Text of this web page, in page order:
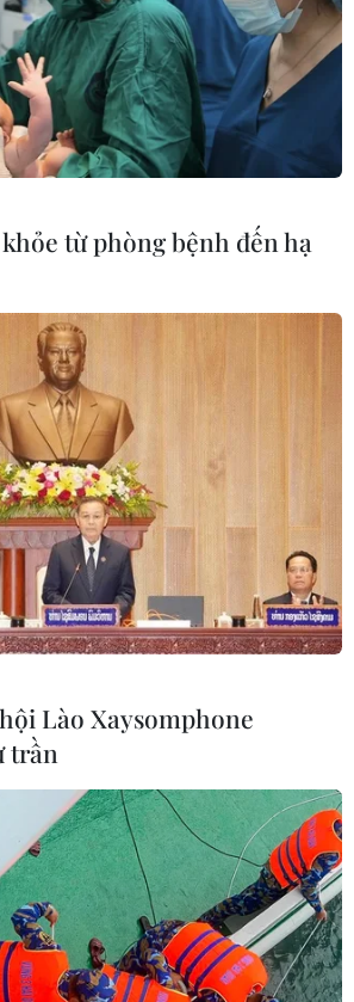
từ phòng bệnh đến hạ
Lào Xaysomphone
trần